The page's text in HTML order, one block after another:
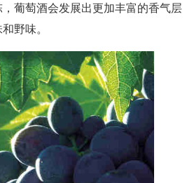
葡萄酒会发展出更加丰富的香气层
野味。